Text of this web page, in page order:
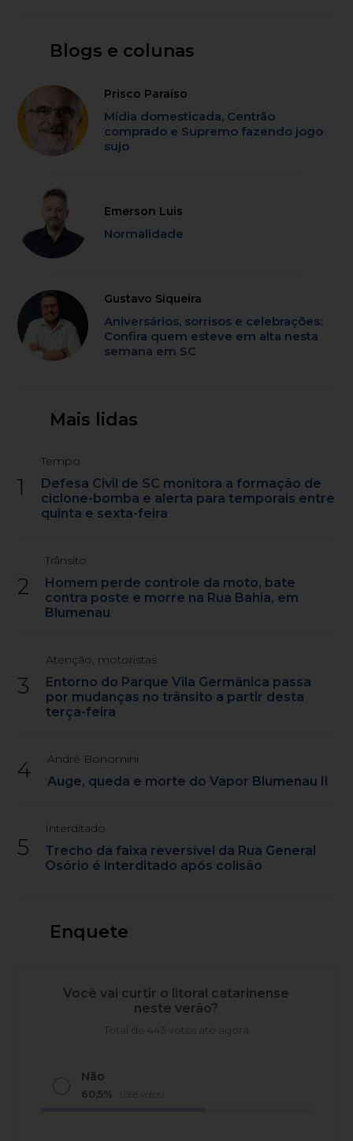
Blogs e colunas
Prisco Paraíso
Mídia domesticada, Centrão
comprado e Supremo fazendo jogo
sujo
Emerson Luis
Normalidade
Gustavo Siqueira
Aniversários, sorrisos e celebrações:
Confira quem esteve em alta nesta
semana em SC
Mais lidas
1
Tempo
Defesa Civil de SC monitora a formação de
ciclone-bomba e alerta para temporais entre
quinta e sexta-feira
2
Trânsito
Homem perde controle da moto, bate
contra poste e morre na Rua Bahia, em
Blumenau
3
Atenção, motoristas
Entorno do Parque Vila Germânica passa
por mudanças no trânsito a partir desta
terça-feira
4 André Bonomini
Auge, queda e morte do Vapor Blumenau II
5
Interditado
Trecho da faixa reversível da Rua General
Osório é interditado após colisão
Enquete
Você vai curtir o litoral catarinense
neste verão?
Total de 443 votos até agora
Não
60,5% (268 votos)